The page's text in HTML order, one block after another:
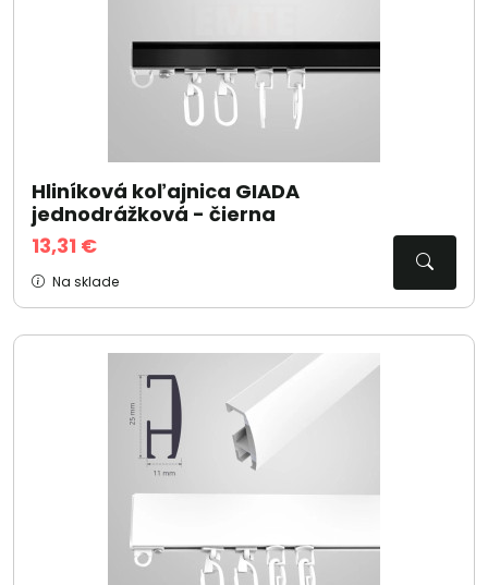
Hliníková koľajnica GIADA
jednodrážková - čierna
13,31 €
Na sklade